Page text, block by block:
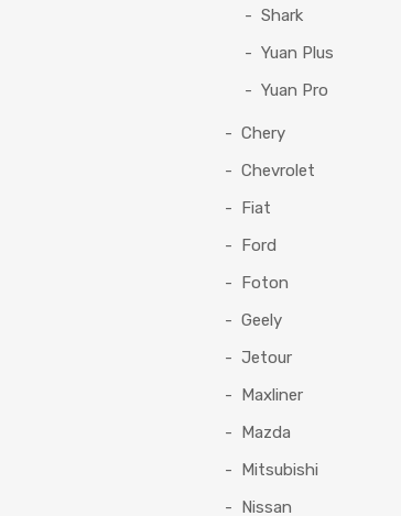
Shark
Yuan Plus
Yuan Pro
Chery
Chevrolet
Fiat
Ford
Foton
Geely
Jetour
Maxliner
Mazda
Mitsubishi
Nissan